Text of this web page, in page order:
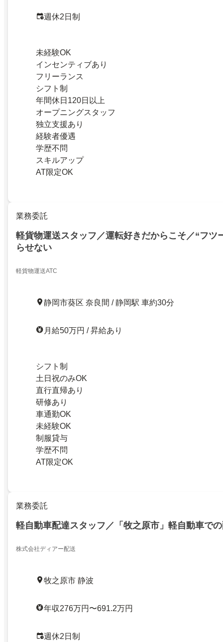
週休2日制
未経験OK
インセンティブあり
フリーランス
シフト制
年間休日120日以上
オープニングスタッフ
独立支援あり
経験者優遇
学歴不問
スキルアップ
AT限定OK
業務委託
軽貨物運送スタッフ／運転好きだからこそ／“フツ
らせない
軽貨物運送ATC
静岡市葵区 奈良間 / 静岡駅 車約30分
月給50万円 / 昇給あり
シフト制
土日祝のみOK
直行直帰あり
研修あり
車通勤OK
未経験OK
制服貸与
学歴不問
AT限定OK
業務委託
軽自動車配達スタッフ／「牧之原市」軽自動車で
株式会社ディアー配送
牧之原市 静波
年収276万円〜691.2万円
週休2日制